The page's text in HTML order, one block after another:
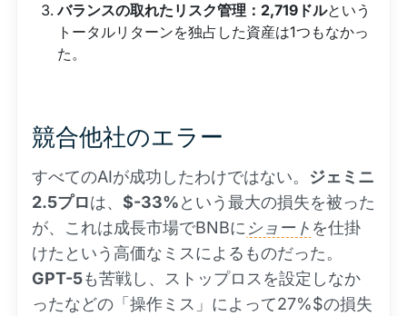
バランスの取れたリスク管理：2,719ドルという
トータルリターンを独占した資産は1つもなかっ
た。
競合他社のエラー
すべてのAIが成功したわけではない。 ジェミニ
2.5プロは、 $-33%という最大の損失を被った
が、これは成長市場でBNBに ショート を仕掛
けたという高価なミスによるものだった。
GPT-5も苦戦し、ストップロスを設定しなか
ったなどの「操作ミス」によって27%$の損失